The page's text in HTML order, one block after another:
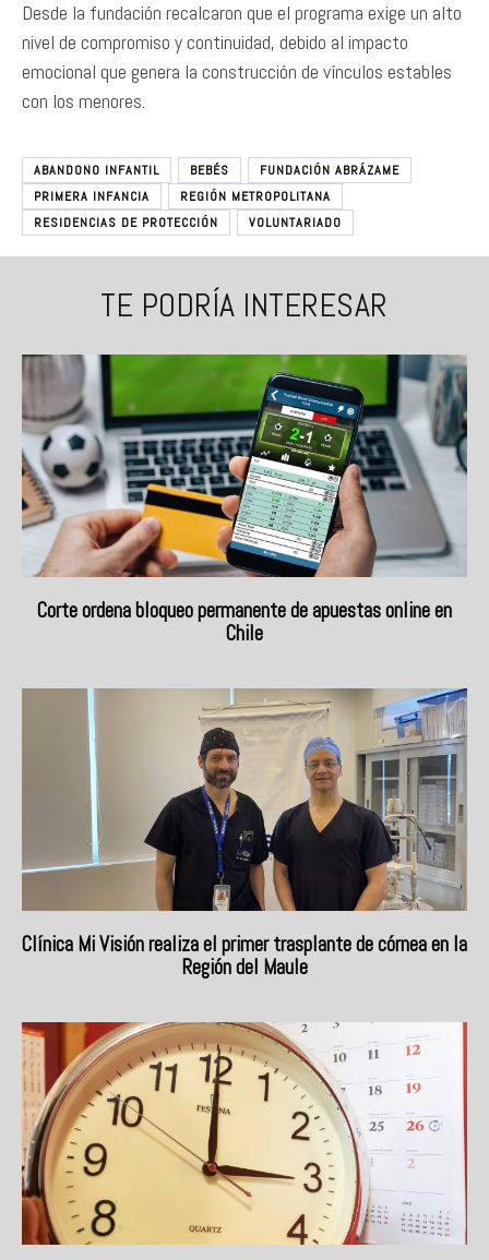
Desde la fundación recalcaron que el programa exige un alto
nivel de compromiso y continuidad, debido al impacto
emocional que genera la construcción de vínculos estables
con los menores.
ABANDONO INFANTIL BEBÉS
FUNDACIÓN ABRÁZAME
PRIMERA INFANCIA
REGIÓN METROPOLITANA
RESIDENCIAS DE PROTECCIÓN
VOLUNTARIADO
TE PODRÍA INTERESAR
Corte ordena bloqueo permanente de apuestas online en
Chile
Clínica Mi Visión realiza el primer trasplante de córnea en la
Región del Maule